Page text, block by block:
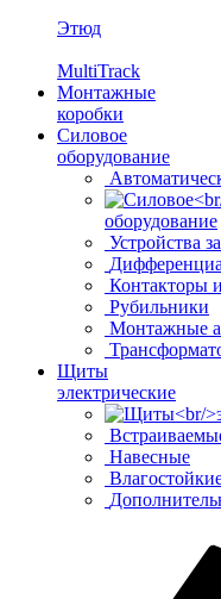
Этюд
MultiTrack
Монтажные
коробки
Силовое
оборудование
оборудование
Устройства
Контакторы
Рубильники
Монтажные
Щиты
электрические
Навесные